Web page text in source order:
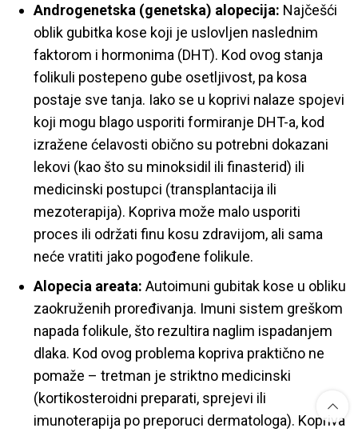
Androgenetska (genetska) alopecija: Najčešći
oblik gubitka kose koji je uslovljen naslednim
faktorom i hormonima (DHT). Kod ovog stanja
folikuli postepeno gube osetljivost, pa kosa
postaje sve tanja. Iako se u koprivi nalaze spojevi
koji mogu blago usporiti formiranje DHT-a, kod
izražene ćelavosti obično su potrebni dokazani
lekovi (kao što su minoksidil ili finasterid) ili
medicinski postupci (transplantacija ili
mezoterapija). Kopriva može malo usporiti
proces ili održati finu kosu zdravijom, ali sama
neće vratiti jako pogođene folikule.
Alopecia areata: Autoimuni gubitak kose u obliku
zaokruženih proređivanja. Imuni sistem greškom
napada folikule, što rezultira naglim ispadanjem
dlaka. Kod ovog problema kopriva praktično ne
pomaže – tretman je striktno medicinski
(kortikosteroidni preparati, sprejevi ili
imunoterapija po preporuci dermatologa). Kopriva